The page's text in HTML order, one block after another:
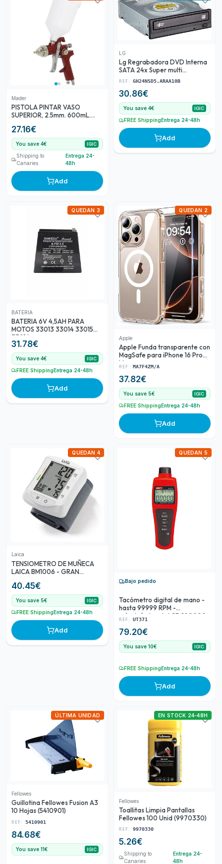
Mader
PISTOLA PINTAR VASO
SUPERIOR, 2.5mm. 600mL.
27.16€
You save 4€ IGIC
Shipping to
Canaries
Entrega 24-
48h
Add
LG
Lg Regrabadora DVD Interna
SATA 24x Super multi
GH24NSD5.ARAA10B Negro
REF: GH24NSD5.ARAA10B
30.86€
You save 4€ IGIC
FREE Shipping Entrega 24-48h
Add
BATERIA
BATERIA 6V 4,5AH PARA
MOTOS 33013 33014 33015
33016
31.78€
QUEDAN 3
You save 4€ IGIC
FREE ShippingEntrega 24-48h
Add
Apple
Apple Funda transparente con
MagSafe para iPhone 16 Pro
Max
REF: MA7F4ZM/A
37.82€
QUEDAN 2
You save 5€ IGIC
FREE ShippingEntrega 24-48h
Add
Laica
TENSIOMETRO DE MUÑECA
LAICA BM1006 - GRAN
40.45€
QUEDAN 4
You save 5€ IGIC
FREE ShippingEntrega 24-48h
Add
Bajo pedido
Tacómetro digital de mano -
hasta 99999 RPM -
máx./mín./med., LCD 100000
cuentas, Apagado automático
REF: UT371
79.20€
QUEDAN 5
You save 10€ IGIC
FREE ShippingEntrega 24-48h
Add
Fellowes
Guillotina Fellowes Fusion A3
10 Hojas (5410901)
REF: 5410901
84.68€
ÚLTIMA UNIDAD
You save 11€ IGIC
Fellowes
Toallitas Limpia Pantallas
Fellowes 100 Unid (9970330)
REF: 9970330
5.26€
EN STOCK 24-48H
Shipping to
Canaries
Entrega 24-
48h